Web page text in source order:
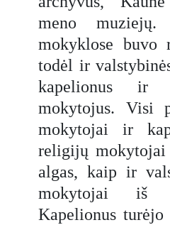
meno muziejų.
mokyklose buvo
todėl ir
kapelionus ir
mokytojus. Visi
mokytojai ir
religijų mokytojai
algas, kaip ir
mokytojai iš
Kapelionus